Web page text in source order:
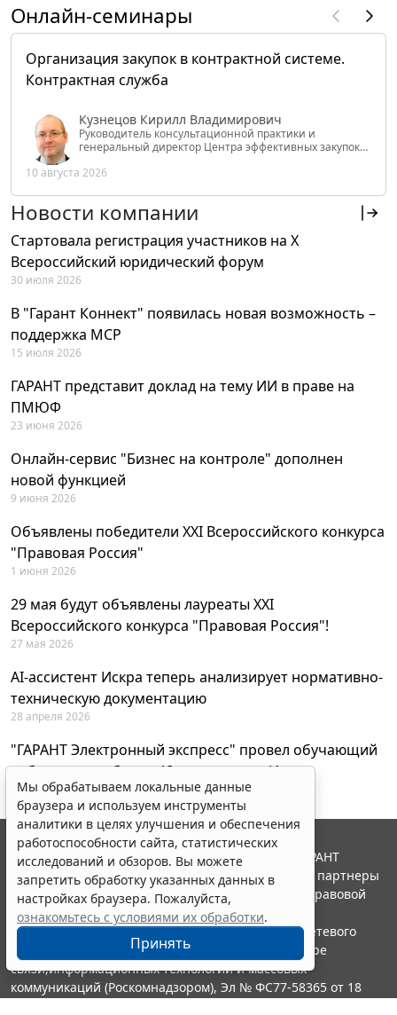
Онлайн-семинары
Организация закупок в контрактной системе.
Контрактная служба
Кузнецов Кирилл Владимирович
Руководитель консультационной практики и
генеральный директор Центра эффективных закупок
РФ
10 августа 2026
Новости компании
Стартовала регистрация участников на X
Всероссийский юридический форум
30 июля 2026
В "Гарант Коннект" появилась новая возможность –
поддержка MCP
15 июля 2026
ГАРАНТ представит доклад на тему ИИ в праве на
ПМЮФ
23 июня 2026
Онлайн-сервис "Бизнес на контроле" дополнен
новой функцией
9 июня 2026
Объявлены победители XXI Всероссийского конкурса
"Правовая Россия"
1 июня 2026
29 мая будут объявлены лауреаты XXI
Всероссийского конкурса "Правовая Россия"!
27 мая 2026
AI-ассистент Искра теперь анализирует нормативно-
техническую документацию
28 апреля 2026
"ГАРАНТ Электронный экспресс" провел обучающий
вебинар по работе с AI-ассистентом Искра
23 апреля 2026
Мы обрабатываем локальные данные
браузера и используем инструменты
аналитики в целях улучшения и обеспечения
работоспособности сайта, статистических
исследований и обзоров. Вы можете
запретить обработку указанных данных в
настройках браузера. Пожалуйста,
ознакомьтесь с условиями их обработки.
Принять
© ООО "НПП "ГАРАНТ-СЕРВИС", 2026. Система ГАРАНТ
выпускается с 1990 года. Компания "Гарант" и ее партнеры
являются участниками Российской ассоциации правовой
информации ГАРАНТ.
Портал ГАРАНТ.РУ зарегистрирован в качестве сетевого
издания Федеральной службой по надзору в сфере
связи,информационных технологий и массовых
коммуникаций (Роскомнадзором), Эл № ФС77-58365 от 18